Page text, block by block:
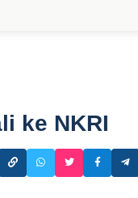
ke NKRI